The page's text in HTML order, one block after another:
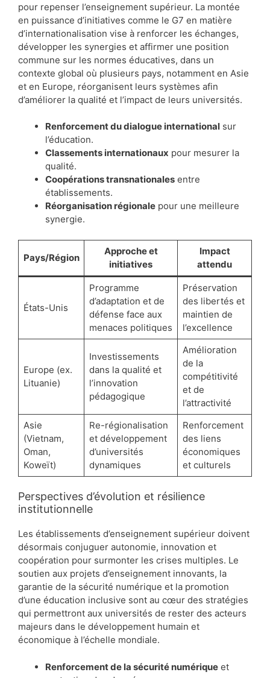
pour repenser l’enseignement supérieur. La montée
en puissance d’initiatives comme le G7 en matière
d’internationalisation vise à renforcer les échanges,
développer les synergies et affirmer une position
commune sur les normes éducatives, dans un
contexte global où plusieurs pays, notamment en Asie
et en Europe, réorganisent leurs systèmes afin
d’améliorer la qualité et l’impact de leurs universités.
Renforcement du dialogue international sur
l’éducation.
Classements internationaux pour mesurer la
qualité.
Coopérations transnationales entre
établissements.
Réorganisation régionale pour une meilleure
synergie.
Pays/Région
Approche et
initiatives
Impact
attendu
États-Unis
Programme
d’adaptation et de
défense face aux
menaces politiques
Préservation
des libertés et
maintien de
l’excellence
Europe (ex.
Lituanie)
Investissements
dans la qualité et
l’innovation
pédagogique
Amélioration
de la
compétitivité
et de
l’attractivité
Asie
(Vietnam,
Oman,
Koweït)
Re-régionalisation
et développement
d’universités
dynamiques
Renforcement
des liens
économiques
et culturels
Perspectives d’évolution et résilience
institutionnelle
Les établissements d’enseignement supérieur doivent
désormais conjuguer autonomie, innovation et
coopération pour surmonter les crises multiples. Le
soutien aux projets d’enseignement innovants, la
garantie de la sécurité numérique et la promotion
d’une éducation inclusive sont au cœur des stratégies
qui permettront aux universités de rester des acteurs
majeurs dans le développement humain et
économique à l’échelle mondiale.
Renforcement de la sécurité numérique et